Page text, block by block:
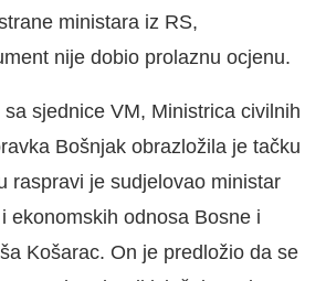
ministara iz RS,
nije dobio prolaznu ocjenu.
sjednice VM, Ministrica civilnih
Bošnjak obrazložila je tačku
raspravi je sudjelovao ministar
ekonomskih odnosa Bosne i
Košarac. On je predložio da se